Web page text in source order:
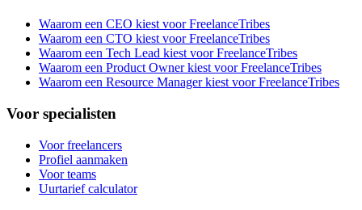
Waarom een CEO kiest voor FreelanceTribes
Waarom een CTO kiest voor FreelanceTribes
Waarom een Tech Lead kiest voor FreelanceTribes
Waarom een Product Owner kiest voor FreelanceTribes
Waarom een Resource Manager kiest voor FreelanceTribes
Voor specialisten
Voor freelancers
Profiel aanmaken
Voor teams
Uurtarief calculator